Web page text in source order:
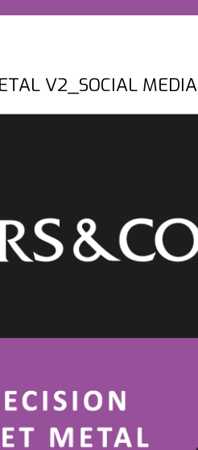
V2_SOCIAL MEDIA